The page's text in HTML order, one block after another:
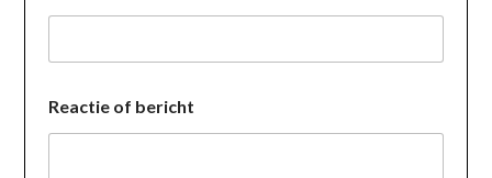
-
m
Reactie of bericht